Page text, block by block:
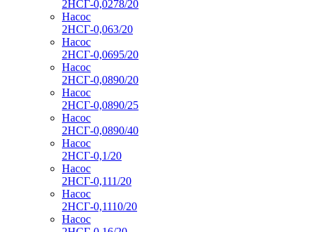
2НСГ-0,0278/20
Насос
2НСГ-0,063/20
Насос
2НСГ-0,0695/20
Насос
2НСГ-0,0890/20
Насос
2НСГ-0,0890/25
Насос
2НСГ-0,0890/40
Насос
2НСГ-0,1/20
Насос
2НСГ-0,111/20
Насос
2НСГ-0,1110/20
Насос